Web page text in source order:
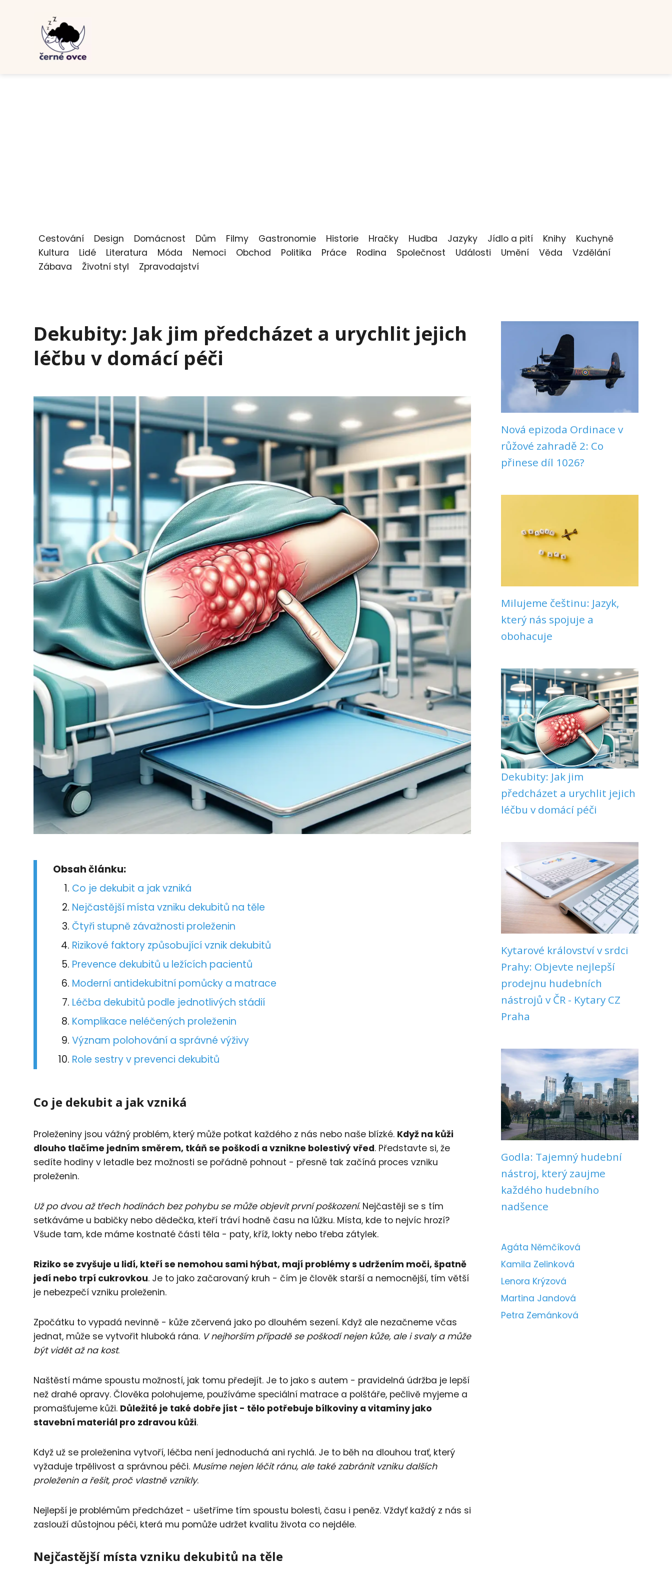
Cestování Design Domácnost Dům Filmy Gastronomie Historie Hračky Hudba Jazyky Jídlo a pití Knihy
Kuchyně
Kultura
Lidé Literatura Móda Nemoci Obchod Politika Práce Rodina Společnost Události Umění Věda
Vzdělání
Zábava
Životní styl Zpravodajství
Dekubity: Jak jim předcházet a urychlit jejich
léčbu v domácí péči
Obsah článku:
Co je dekubit a jak vzniká
Nejčastější místa vzniku dekubitů na těle
Čtyři stupně závažnosti proleženin
Rizikové faktory způsobující vznik dekubitů
Prevence dekubitů u ležících pacientů
Moderní antidekubitní pomůcky a matrace
Léčba dekubitů podle jednotlivých stádií
Komplikace neléčených proleženin
Význam polohování a správné výživy
Role sestry v prevenci dekubitů
Co je dekubit a jak vzniká
Proleženiny jsou vážný problém, který může potkat každého z nás nebo naše blízké. Když na kůži
dlouho tlačíme jedním směrem, tkáň se poškodí a vznikne bolestivý vřed. Představte si, že
sedíte hodiny v letadle bez možnosti se pořádně pohnout - přesně tak začíná proces vzniku
proleženin.
Už po dvou až třech hodinách bez pohybu se může objevit první poškození. Nejčastěji se s tím
setkáváme u babičky nebo dědečka, kteří tráví hodně času na lůžku. Místa, kde to nejvíc hrozí?
Všude tam, kde máme kostnaté části těla - paty, kříž, lokty nebo třeba zátylek.
Riziko se zvyšuje u lidí, kteří se nemohou sami hýbat, mají problémy s udržením moči, špatně
jedí nebo trpí cukrovkou. Je to jako začarovaný kruh - čím je člověk starší a nemocnější, tím větší
je nebezpečí vzniku proleženin.
Zpočátku to vypadá nevinně - kůže zčervená jako po dlouhém sezení. Když ale nezačneme včas
jednat, může se vytvořit hluboká rána. V nejhorším případě se poškodí nejen kůže, ale i svaly a může
být vidět až na kost.
Naštěstí máme spoustu možností, jak tomu předejít. Je to jako s autem - pravidelná údržba je lepší
než drahé opravy. Člověka polohujeme, používáme speciální matrace a polštáře, pečlivě myjeme a
promašťujeme kůži. Důležité je také dobře jíst - tělo potřebuje bílkoviny a vitamíny jako
stavební materiál pro zdravou kůži.
Když už se proleženina vytvoří, léčba není jednoduchá ani rychlá. Je to běh na dlouhou trať, který
vyžaduje trpělivost a správnou péči. Musíme nejen léčit ránu, ale také zabránit vzniku dalších
proleženin a řešit, proč vlastně vznikly.
Nejlepší je problémům předcházet - ušetříme tím spoustu bolesti, času i peněz. Vždyť každý z nás si
zaslouží důstojnou péči, která mu pomůže udržet kvalitu života co nejdéle.
Nejčastější místa vzniku dekubitů na těle
Nová epizoda Ordinace v
růžové zahradě 2: Co
přinese díl 1026?
Milujeme češtinu: Jazyk,
který nás spojuje a
obohacuje
Dekubity: Jak jim
předcházet a urychlit jejich
léčbu v domácí péči
Kytarové království v srdci
Prahy: Objevte nejlepší
prodejnu hudebních
nástrojů v ČR - Kytary CZ
Praha
Godla: Tajemný hudební
nástroj, který zaujme
každého hudebního
nadšence
Agáta Němčíková
Kamila Zelinková
Lenora Krýzová
Martina Jandová
Petra Zemánková